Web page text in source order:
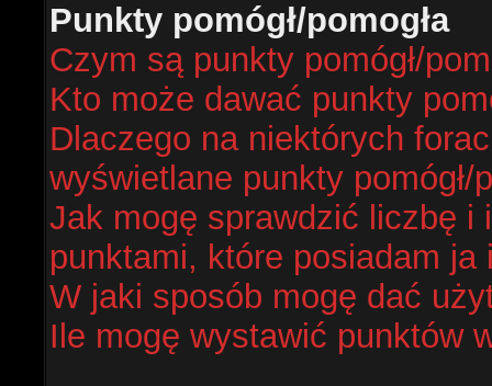
Punkty pomógł/pomogła
Czym są punkty pomógł/
Kto może dawać punkty
Dlaczego na niektórych
wyświetlane punkty pomógł/
Jak mogę sprawdzić liczbę i
punktami, które posiadam
W jaki sposób mogę dać
Ile mogę wystawić punktów